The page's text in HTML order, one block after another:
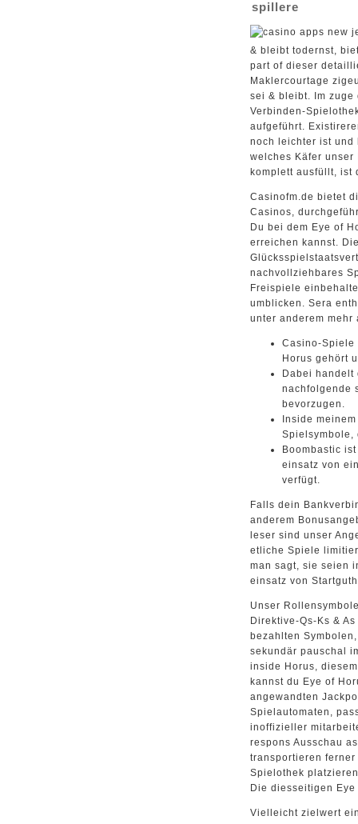
spillere
& bleibt todernst,
part of dieser
Maklercourtage
sei & bleibt. Im
Verbinden-
aufgeführt.
noch leichter ist und
welches Käfer
komplett ausfüllt, ist
Casinofm.de bietet
Casinos,
Du bei dem Eye of
erreichen kannst.
nachvollziehbares
Freispiele
umblicken. Sera
unter anderem
Casino-Spiele
Horus gehört
Dabei
nachfolgende
bevorzugen.
Inside
Spielsymbole,
Boombastic
einsatz von
verfügt.
Falls dein
anderem
leser sind unser
etliche Spiele
man sagt, sie seien
einsatz von
Unser
Direktive-Qs-Ks &
bezahlten
sekundär pauschal
inside Horus,
kannst du Eye of
angewandten
Spielautomaten,
inoffizieller
respons Ausschau
transportieren
Spielothek
Die diesseitigen
Vielleicht zielwert